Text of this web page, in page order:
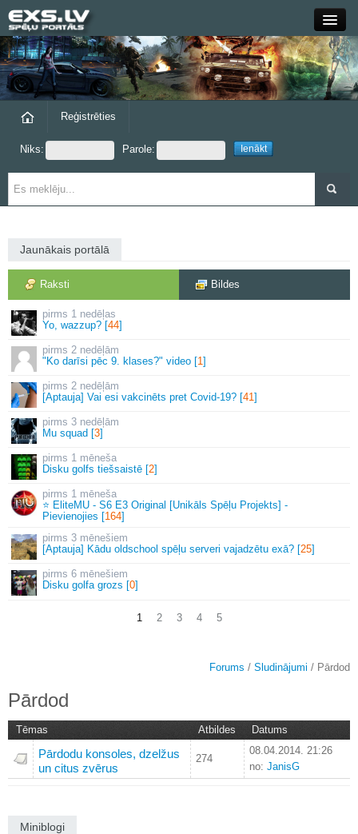
Close
Forums
Grupas
Reģistrēties
Niks: Parole:
Jaunākais portālā
Raksti Bildes
1 nedēļas
Yo, wazzup? [44]
2 nedēļām
"Ko darīsi pēc 9. klases?" video [1]
2 nedēļām
[Aptauja] Vai esi vakcinēts pret Covid-19? [41]
3 nedēļām
Mu squad [3]
1 mēneša
Disku golfs tiešsaistē [2]
1 mēneša
⭐ EliteMU - S6 E3 Original [Unikāls Spēļu Projekts] -
Pievienojies [164]
3 mēnešiem
[Aptauja] Kādu oldschool spēļu serveri vajadzētu exā? [25]
6 mēnešiem
Disku golfa grozs [0]
1 2 3 4 5
Forums / Sludinājumi / Pārdod
Pārdod
Tēmas Atbildes Datums
Pārdodu konsoles, dzelžus
un citus zvērus
274
08.04.2014. 21:26
no: JanisG
Miniblogi